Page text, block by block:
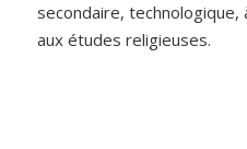
secondaire,
aux études religieuses.